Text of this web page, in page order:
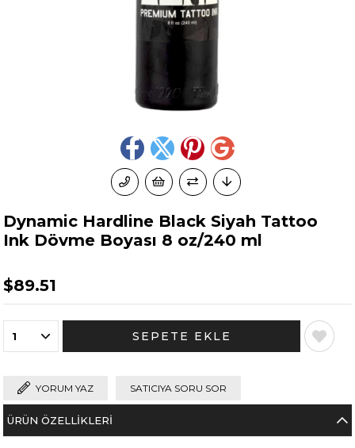
Dynamic Hardline Black Siyah Tattoo
Ink Dövme Boyası 8 oz/240 ml
$89.51
YORUM YAZ SATICIYA SORU SOR
ÜRÜN ÖZELLIKLERI